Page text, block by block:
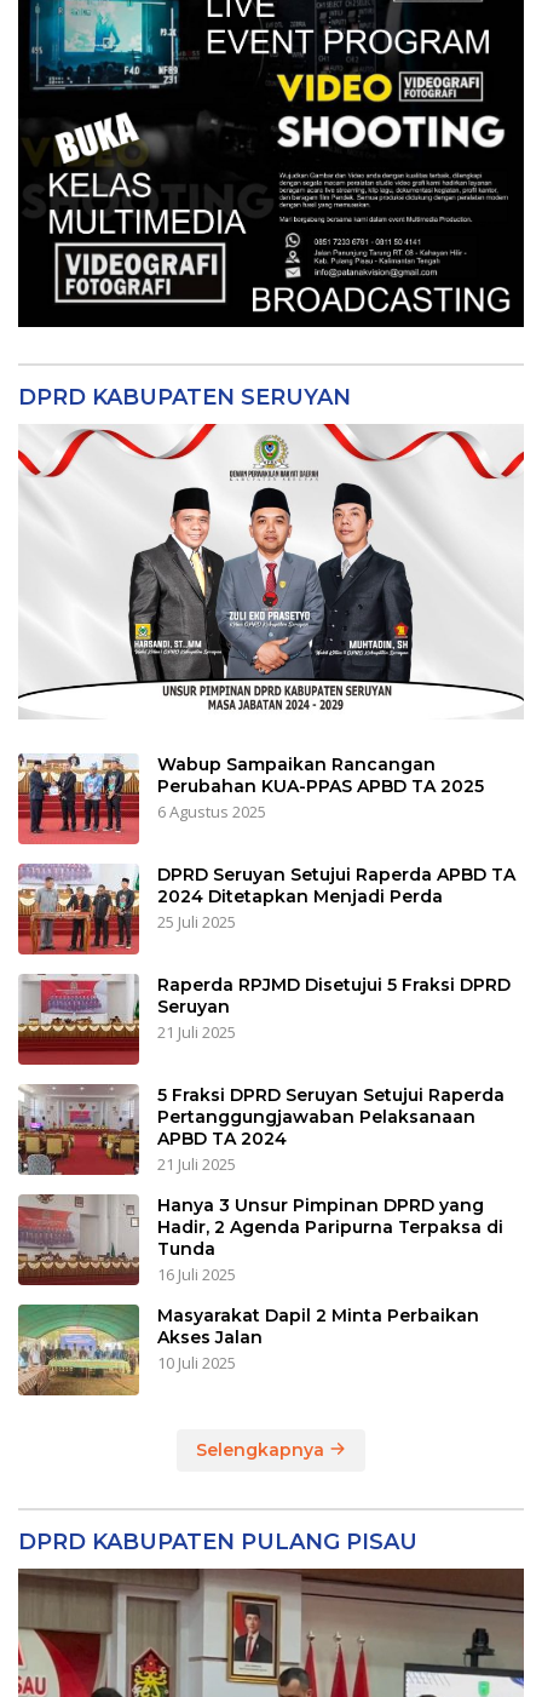
DPRD KABUPATEN SERUYAN
Wabup Sampaikan Rancangan
Perubahan KUA-PPAS APBD TA 2025
6 Agustus 2025
DPRD Seruyan Setujui Raperda APBD TA
2024 Ditetapkan Menjadi Perda
25 Juli 2025
Raperda RPJMD Disetujui 5 Fraksi DPRD
Seruyan
21 Juli 2025
5 Fraksi DPRD Seruyan Setujui Raperda
Pertanggungjawaban Pelaksanaan
APBD TA 2024
21 Juli 2025
Hanya 3 Unsur Pimpinan DPRD yang
Hadir, 2 Agenda Paripurna Terpaksa di
Tunda
16 Juli 2025
Masyarakat Dapil 2 Minta Perbaikan
Akses Jalan
10 Juli 2025
Selengkapnya
DPRD KABUPATEN PULANG PISAU